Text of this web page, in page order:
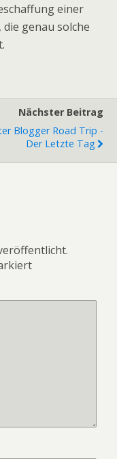
einer
die genau solche
Nächster Beitrag
Blogger Road Trip -
Der Letzte Tag